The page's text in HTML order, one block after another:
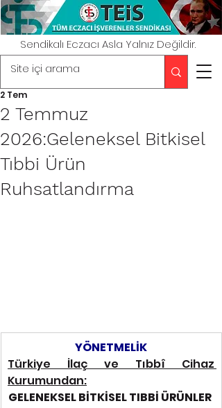
Sendikalı Eczacı Asla Yalnız Değildir.
2 Temmuz
2026:Geleneksel Bitkisel
Tıbbi Ürün
Ruhsatlandırma
2 Tem
YÖNETMELİK
Türkiye İlaç ve Tıbbî Cihaz
Kurumundan:
GELENEKSEL BİTKİSEL TIBBİ ÜRÜNLER